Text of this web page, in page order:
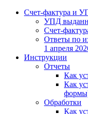
Счет-фактура и
УПД
Счет-
Ответы по
1 апреля
Инструкции
Отчеты
Как
Как
Обработки
Как